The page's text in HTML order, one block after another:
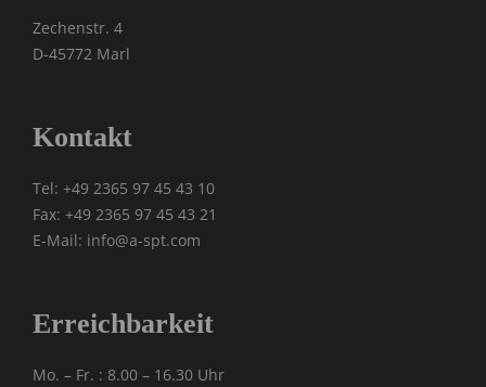
Zechenstr. 4
D-45772 Marl
Kontakt
Tel: +49 2365 97 45 43 10
Fax: +49 2365 97 45 43 21
E-Mail: info@a-spt.com
Erreichbarkeit
Mo. – Fr. : 8.00 – 16.30 Uhr